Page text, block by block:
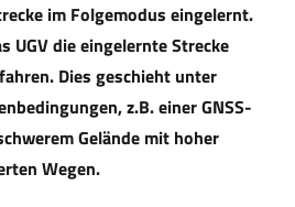
im Folgemodus eingelernt.
UGV die eingelernte Strecke
Dies geschieht unter
z.B. einer GNSS-
Gelände mit hoher
Wegen.